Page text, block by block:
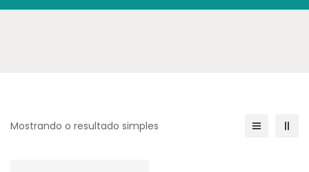
Mostrando o resultado simples